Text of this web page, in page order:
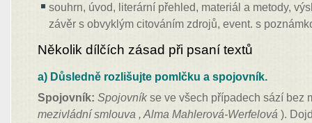
souhrn, úvod, literární přehled, materiál a metody,
závěr s obvyklým citováním zdrojů, event. s
Několik dílčích zásad při psaní textů
a) Důsledně rozlišujte pomlčku a spojovník.
Spojovník: Spojovníkse ve všech případech sází bez
mezivládní smlouva , Alma Mahlerová-Werfelová).